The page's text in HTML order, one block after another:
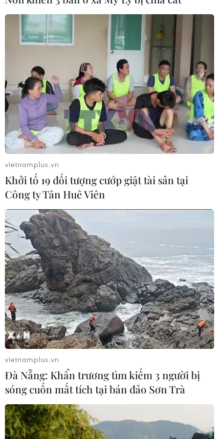
Bổ sung một số chức danh có thẩm
quyền xử phạt vi phạm hành chính
từ ngày 26/9
07/08/2026 23:00
Bế mạc Hội thi lực lượng tham gia
bảo vệ an ninh, trật tự ở cơ sở giỏi
toàn quốc
07/08/2026 15:57
Khởi tố, truy nã 3 đối tượng hoạt
động nhằm lật đổ chính quyền nhân
dân
07/08/2026 13:51
Bảo mẫu tại cơ sở mầm non thừa
nhận hành vi bạo hành hai trẻ
07/08/2026 12:27
Phát hiện đối tượng tàng trữ trái
phép vũ khí quân dụng
07/08/2026 12:25
Tây Ninh cảnh báo giả mạo cơ quan
đăng ký kinh doanh để lừa đảo
doanh nghiệp
07/08/2026 08:38
vietnamplus.vn
Khởi tố 19 đối tượng cướp giật tài sản tại
Công ty Tân Huê Viên
vietnamplus.vn
Đà Nẵng: Khẩn trương tìm kiếm 3 người bị
sóng cuốn mất tích tại bán đảo Sơn Trà